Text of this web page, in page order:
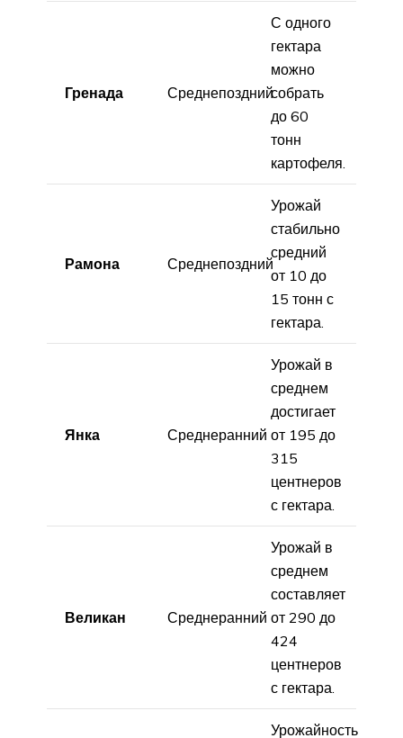
Гренада Среднепоздний
С одного
гектара
можно
собрать
до 60
тонн
картофеля.
Рамона Среднепоздний
Урожай
стабильно
средний
от 10 до
15 тонн с
гектара.
Янка Среднеранний
Урожай в
среднем
достигает
от 195 до
315
центнеров
с гектара.
Великан Среднеранний
Урожай в
среднем
составляет
от 290 до
424
центнеров
с гектара.
Урожайность